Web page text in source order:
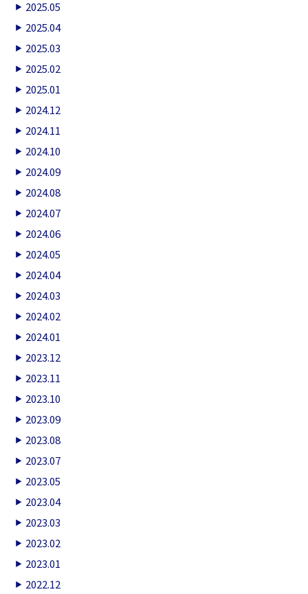
2025.05
2025.04
2025.03
2025.02
2025.01
2024.12
2024.11
2024.10
2024.09
2024.08
2024.07
2024.06
2024.05
2024.04
2024.03
2024.02
2024.01
2023.12
2023.11
2023.10
2023.09
2023.08
2023.07
2023.05
2023.04
2023.03
2023.02
2023.01
2022.12